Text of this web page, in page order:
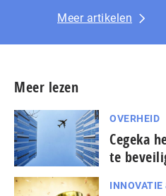
Meer artikelen
Meer lezen
OVERHEID
Cegeka
te